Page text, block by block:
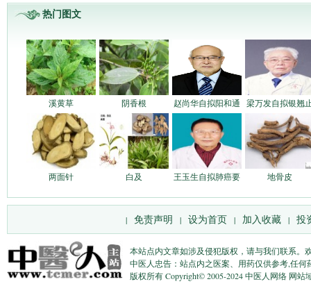
热门图文
溪黄草 阴香根 赵尚华自拟阳和通 梁万发自拟银翘
两面针 白及 王玉生自拟肺癌要 地骨皮
| 免责声明 | 设为首页 | 加入收藏 | 投
本站点内文章如涉及侵犯版权，请与我们联系。
中医人忠告：站点内之医案、用药仅供参考,任
版权所有 Copyright© 2005-2024 中医人网络 网站